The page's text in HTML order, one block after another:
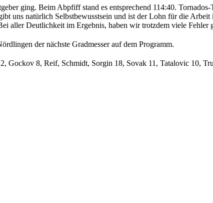
ging. Beim Abpfiff stand es entsprechend 114:40.
uns natürlich Selbstbewusstsein und ist der Lohn für die
aller Deutlichkeit im Ergebnis, haben wir trotzdem viele Fehler
der nächste Gradmesser auf dem Programm.
Gockov 8, Reif, Schmidt, Sorgin 18, Sovak 11, Tatalovic 10,